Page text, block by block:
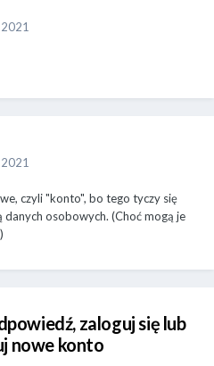
czyli "konto", bo tego tyczy się
osobowych. (Choć mogą je
zaloguj się lub
nowe konto